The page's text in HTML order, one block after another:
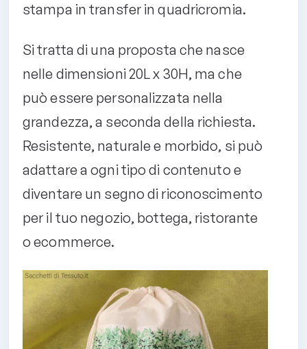
stampa in transfer in quadricromia.
Si tratta di una proposta che nasce
nelle dimensioni 20L x 30H, ma che
può essere personalizzata nella
grandezza, a seconda della richiesta.
Resistente, naturale e morbido, si può
adattare a ogni tipo di contenuto e
diventare un segno di riconoscimento
per il tuo negozio, bottega, ristorante
o ecommerce.